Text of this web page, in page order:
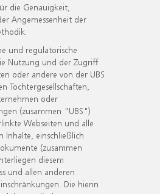
die Genauigkeit,
Angemessenheit der
und regulatorische
Nutzung und der Zugriff
oder andere von der UBS
Tochtergesellschaften,
oder
(zusammen "UBS")
Webseiten und alle
Inhalte, einschließlich
(zusammen
diesem
und allen anderen
Die hierin